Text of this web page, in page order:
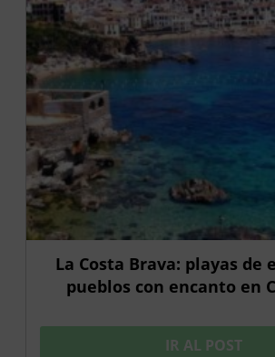
La Costa Brava: playas de
pueblos con encanto en
IR AL POST